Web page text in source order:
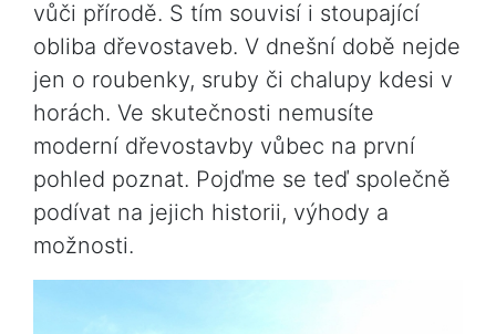
vůči přírodě. S tím souvisí i stoupající
obliba dřevostaveb. V dnešní době nejde
jen o roubenky, sruby či chalupy kdesi v
horách. Ve skutečnosti nemusíte
moderní dřevostavby vůbec na první
pohled poznat. Pojďme se teď společně
podívat na jejich historii, výhody a
možnosti.